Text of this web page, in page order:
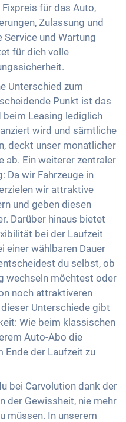
für das Auto,
Zulassung und
Service und Wartung
für dich volle
Unterschied zum
Punkt ist das
beim Leasing lediglich
wird und sämtliche
deckt unser monatlicher
ab. Ein weiterer zentraler
Da wir Fahrzeuge in
wir attraktive
und geben diesen
Darüber hinaus bietet
bei der Laufzeit
einer wählbaren Dauer
du selbst, ob
wechseln möchtest oder
noch attraktiveren
Unterschiede gibt
Wie beim klassischen
Auto-Abo die
Ende der Laufzeit zu
bei Carvolution dank der
der Gewissheit, nie mehr
müssen. In unserem